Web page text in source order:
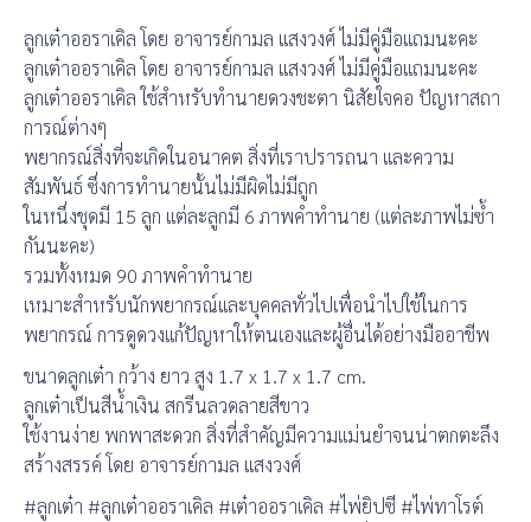
ลูกเต๋าออราเคิล โดย อาจารย์กามล แสงวงศ์ ไม่มีคู่มือแถมนะคะ
ลูกเต๋าออราเคิล โดย อาจารย์กามล แสงวงศ์ ไม่มีคู่มือแถมนะคะ
ลูกเต๋าออราเคิล ใช้สำหรับทำนายดวงชะตา นิสัยใจคอ ปัญหาสถา
การณ์ต่างๆ
พยากรณ์สิ่งที่จะเกิดในอนาคต สิ่งที่เราปรารถนา และความ
สัมพันธ์ ซึ่งการทำนายนั้นไม่มีผิดไม่มีถูก
ในหนึ่งชุดมี 15 ลูก แต่ละลูกมี 6 ภาพคำทำนาย (แต่ละภาพไม่ซ้ำ
กันนะคะ)
รวมทั้งหมด 90 ภาพคำทำนาย
เหมาะสำหรับนักพยากรณ์และบุคคลทั่วไปเพื่อนำไปใช้ในการ
พยากรณ์ การดูดวงแก้ปัญหาให้ตนเองและผู้อื่นได้อย่างมืออาชีพ
ขนาดลูกเต๋า กว้าง ยาว สูง 1.7 x 1.7 x 1.7 cm.
ลูกเต๋าเป็นสีน้ำเงิน สกรีนลวดลายสีขาว
ใช้งานง่าย พกพาสะดวก สิ่งที่สำคัญมีความแม่นยำจนน่าตกตะลึง
สร้างสรรค์ โดย อาจารย์กามล แสงวงศ์
#ลูกเต๋า #ลูกเต๋าออราเคิล #เต๋าออราเคิล #ไพ่ยิปซี #ไพ่ทาโรต์